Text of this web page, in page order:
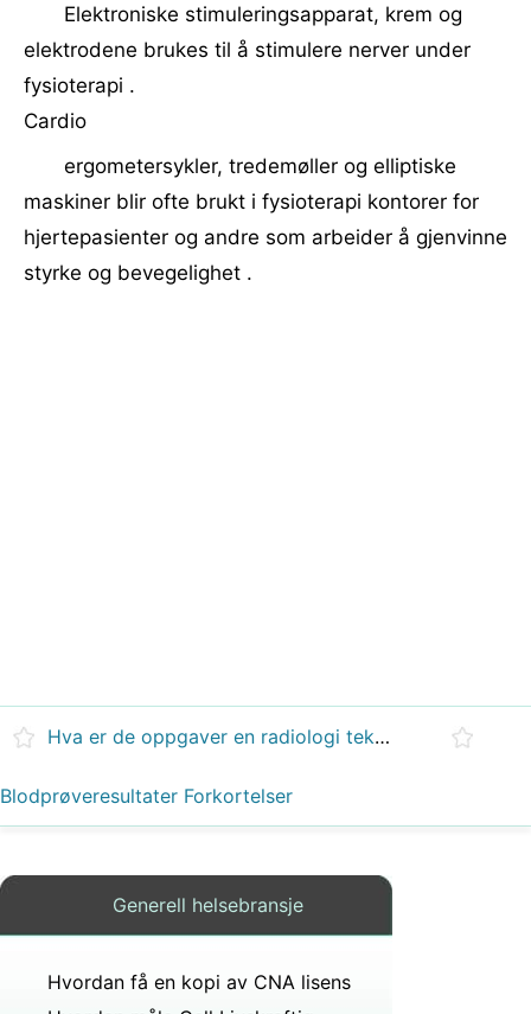
Elektroniske stimuleringsapparat, krem og
elektrodene brukes til å stimulere nerver under
fysioterapi .
Cardio
ergometersykler, tredemøller og elliptiske
maskiner blir ofte brukt i fysioterapi kontorer for
hjertepasienter og andre som arbeider å gjenvinne
styrke og bevegelighet .
Hva er de oppgaver en radiologi tekniker
Blodprøveresultater Forkortelser
Generell helsebransje
Hvordan få en kopi av CNA lisens